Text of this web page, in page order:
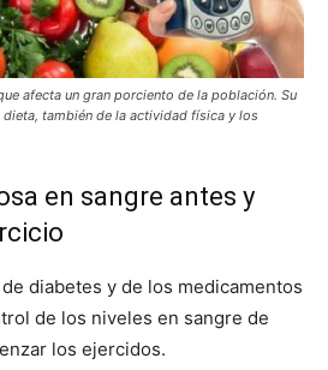
afecta un gran porciento de la población. Su
también de la actividad física y los
en sangre antes y
diabetes y de los medicamentos
de los niveles en sangre de
los ejercidos.